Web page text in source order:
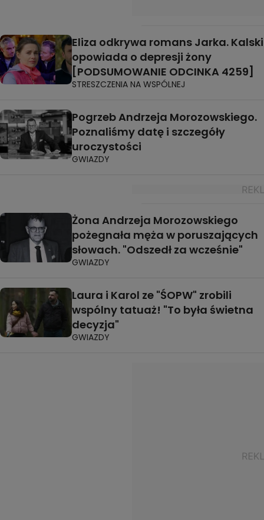
Eliza odkrywa romans Jarka. Kalski
opowiada o depresji żony
[PODSUMOWANIE ODCINKA 4259]
STRESZCZENIA NA WSPÓLNEJ
Pogrzeb Andrzeja Morozowskiego.
Poznaliśmy datę i szczegóły
uroczystości
GWIAZDY
Żona Andrzeja Morozowskiego
pożegnała męża w poruszających
słowach. "Odszedł za wcześnie"
GWIAZDY
Laura i Karol ze "ŚOPW" zrobili
wspólny tatuaż! "To była świetna
decyzja"
GWIAZDY